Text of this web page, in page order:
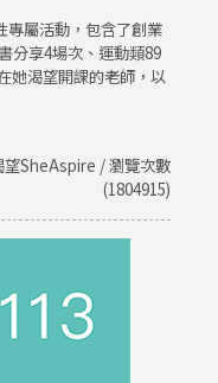
專屬活動，包含了創業
分享4場次、運動類89
她渴望開課的老師，以
望SheAspire / 瀏覽次數
(1804915)